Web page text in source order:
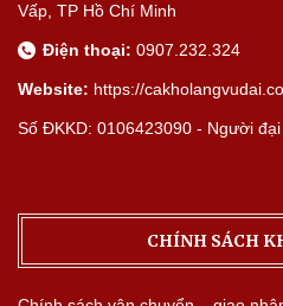
Vấp, TP Hồ Chí Minh
Điện thoại: 0907.232.324
Website: https://
Số ĐKKD: 0106423090 - Người
CHÍNH SÁCH